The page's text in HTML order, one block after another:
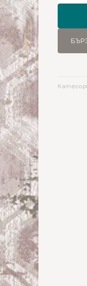
Килим
11471
Мулти